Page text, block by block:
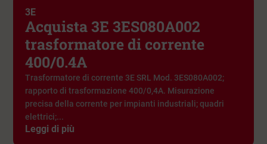
3E
Acquista 3E 3ES080A002
trasformatore di corrente
400/0.4A
Trasformatore di corrente 3E SRL Mod. 3ES080A002;
rapporto di trasformazione 400/0,4A. Misurazione
precisa della corrente per impianti industriali; quadri
elettrici;...
Leggi di più